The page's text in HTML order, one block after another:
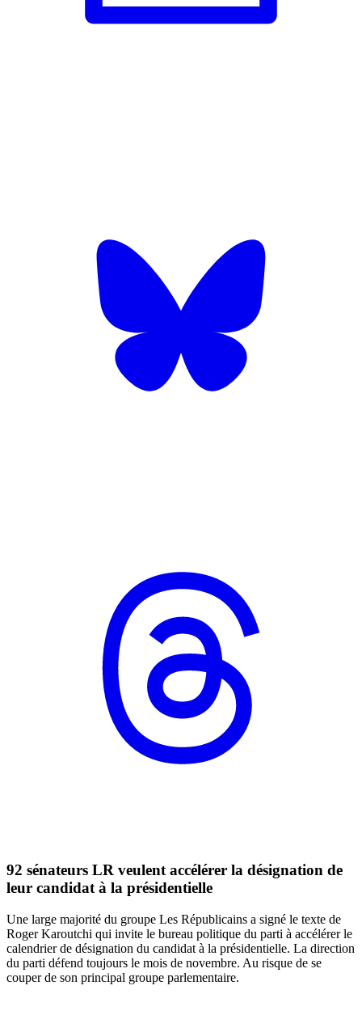
92 sénateurs LR veulent accélérer la désignation de
leur candidat à la présidentielle
Une large majorité du groupe Les Républicains a signé le texte de
Roger Karoutchi qui invite le bureau politique du parti à accélérer le
calendrier de désignation du candidat à la présidentielle. La direction
du parti défend toujours le mois de novembre. Au risque de se
couper de son principal groupe parlementaire.